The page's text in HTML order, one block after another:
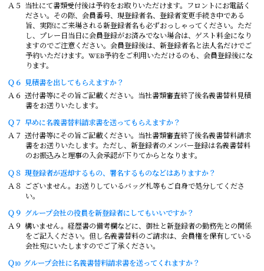
Ａ５ 当社にて書類受付後は予約をお取りいただけます。フロントにお電話く
ださい。その際、会員番号、現登録者名、登録者変更手続き中である
旨、実際にご来場される新登録者名も必ずおっしゃってください。ただ
し、プレー日当日に会員登録がお済みでない場合は、ゲスト料金になり
ますのでご注意ください。会員登録後は、新登録者名と法人名だけでご
予約いただけます。WEB予約をご利用いただけるのも、会員登録後にな
ります。
Ｑ６ 見積書を出してもらえますか？
Ａ６ 送付書等にその旨ご記載ください。当社書類審査終了後名義書替料見積
書をお送りいたします。
Ｑ７ 早めに名義書替料請求書を送ってもらえますか？
Ａ７ 送付書等にその旨ご記載ください。当社書類審査終了後名義書替料請求
書をお送りいたします。ただし、新登録者のメンバー登録は名義書替料
のお振込みと理事の入会承認が下りてからとなります。
Ｑ８ 現登録者が返却するもの、署名するものなどはありますか？
Ａ８ ございません。お送りしているバッグ札等もご自身で処分してくださ
い。
Ｑ９ グループ会社の役員を新登録者にしてもいいですか？
Ａ９ 構いません。経歴書の備考欄などに、御社と新登録者の勤務先との関係
をご記入ください。但し名義書替料のご請求は、会員権を保有している
会社宛にいたしますのでご了承ください。
Ｑ10 グループ会社に名義書替料請求書を送ってくれますか？